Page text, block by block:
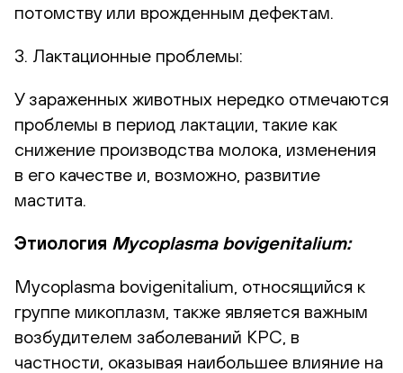
потомству или врожденным дефектам.
3. Лактационные проблемы:
У зараженных животных нередко отмечаются
проблемы в период лактации, такие как
снижение производства молока, изменения
в его качестве и, возможно, развитие
мастита.
Этиология Mycoplasma bovigenitalium:
Mycoplasma bovigenitalium, относящийся к
группе микоплазм, также является важным
возбудителем заболеваний КРС, в
частности, оказывая наибольшее влияние на